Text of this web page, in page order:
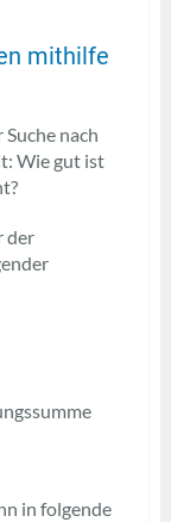
mithilfe
nach
Wie gut ist
der
in folgende